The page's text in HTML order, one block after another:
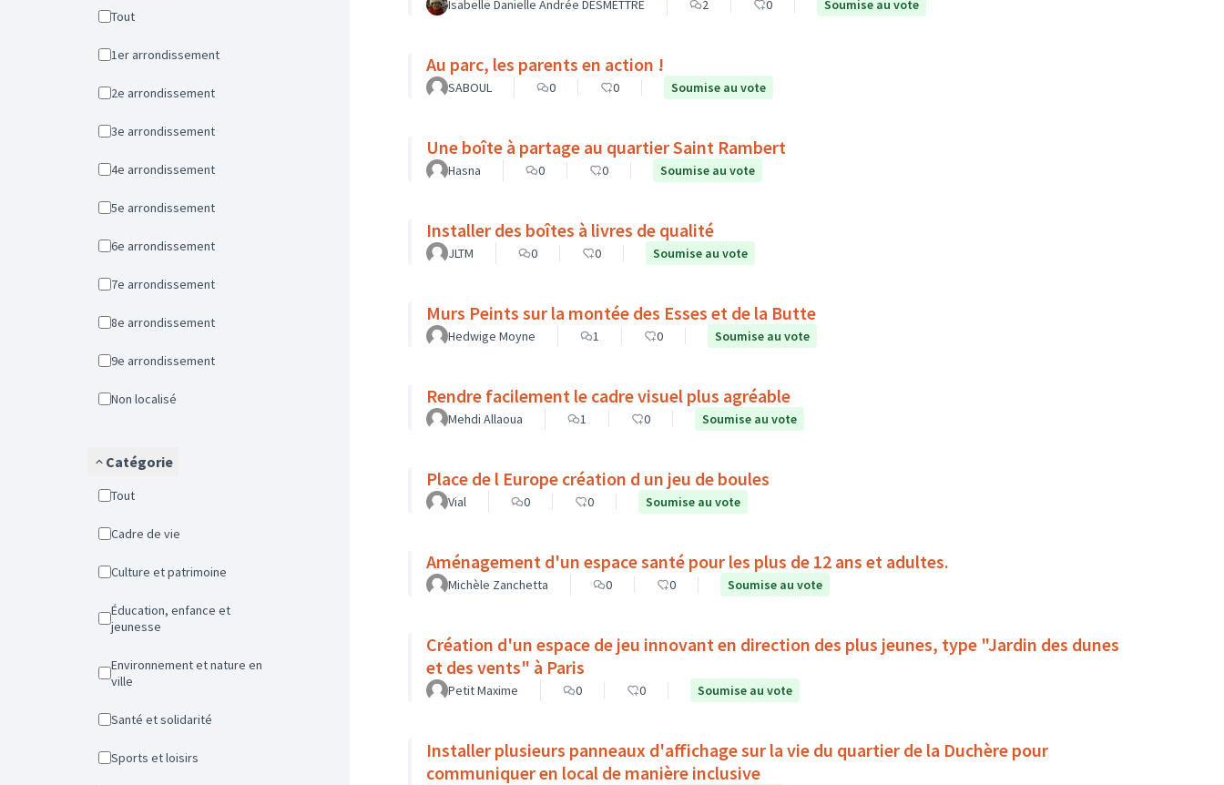
Tout
1er arrondissement
2e arrondissement
3e arrondissement
4e arrondissement
5e arrondissement
6e arrondissement
7e arrondissement
8e arrondissement
9e arrondissement
Non localisé
Catégorie
Tout
Cadre de vie
Culture et patrimoine
Éducation, enfance et
jeunesse
Environnement et nature en
ville
Santé et solidarité
Sports et loisirs
Isabelle Danielle Andrée DESMETTRE 2 0 Soumise au vote
Au parc, les parents en action !
SABOUL 0 0 Soumise au vote
Une boîte à partage au quartier Saint Rambert
Hasna 0 0 Soumise au vote
Installer des boîtes à livres de qualité
JLTM 0 0 Soumise au vote
Murs Peints sur la montée des Esses et de la Butte
Hedwige Moyne 1 0 Soumise au vote
Rendre facilement le cadre visuel plus agréable
Mehdi Allaoua 1 0 Soumise au vote
Place de l Europe création d un jeu de boules
Vial 0 0 Soumise au vote
Aménagement d'un espace santé pour les plus de 12 ans et adultes.
Michèle Zanchetta 0 0 Soumise au vote
Création d'un espace de jeu innovant en direction des plus jeunes, type "Jardin des dunes
et des vents" à Paris
Petit Maxime 0 0 Soumise au vote
Installer plusieurs panneaux d'affichage sur la vie du quartier de la Duchère pour
communiquer en local de manière inclusive